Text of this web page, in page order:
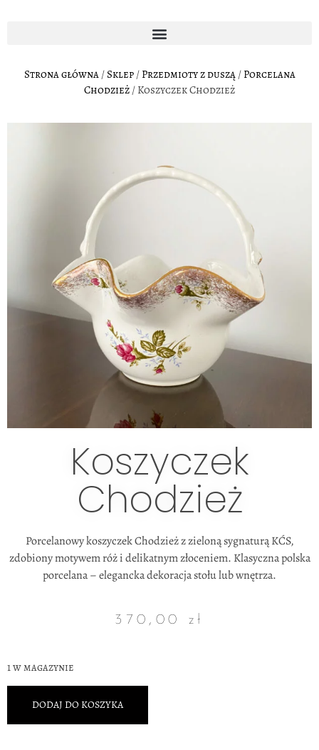
Strona główna/ Sklep/ Przedmioty z duszą/ Porcelana
Chodzież / Koszyczek Chodzież
Koszyczek
Chodzież
Porcelanowy koszyczek Chodzież z zieloną sygnaturą KĆS,
zdobiony motywem róż i delikatnym złoceniem. Klasyczna polska
porcelana – elegancka dekoracja stołu lub wnętrza.
370,00 zł
1 w magazynie
DODAJ DO KOSZYKA